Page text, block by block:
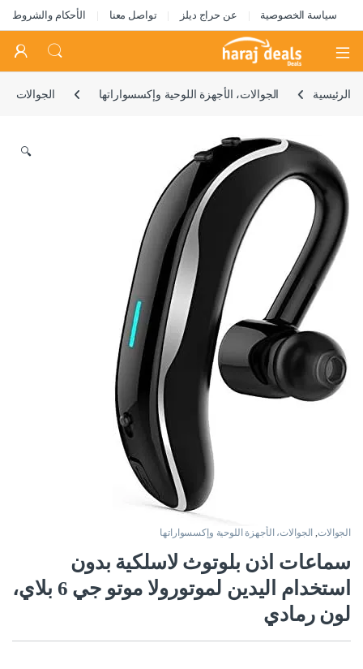
سياسة الخصوصية عن حراج ديلز تواصل معنا الأحكام والشروط
Open
الرئيسية الجوالات، الأجهزة اللوحية وإكسسواراتها الجوالات
🔍
الجوالات الجوالات، الأجهزة اللوحية وإكسسواراتها
سماعات اذن بلوتوث لاسلكية بدون
استخدام اليدين لموتورولا موتو جي 6 بلاي،
لون رمادي